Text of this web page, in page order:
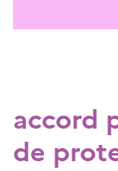
accord
de